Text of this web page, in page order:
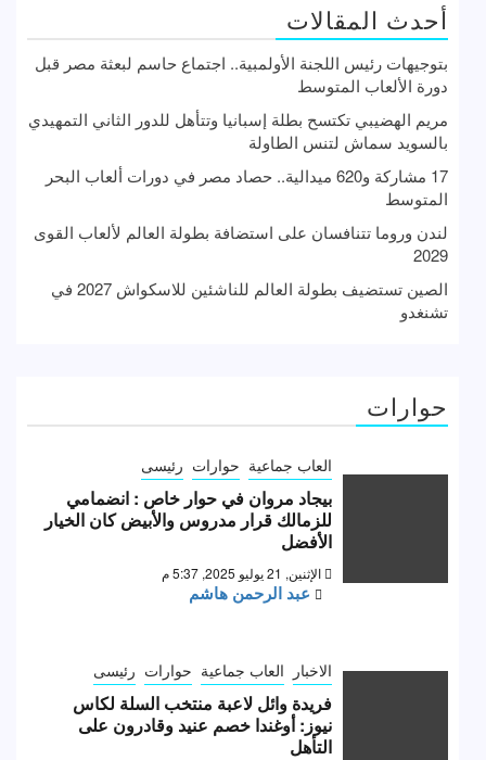
أحدث المقالات
بتوجيهات رئيس اللجنة الأولمبية.. اجتماع حاسم لبعثة مصر قبل
دورة الألعاب المتوسط
مريم الهضيبي تكتسح بطلة إسبانيا وتتأهل للدور الثاني التمهيدي
بالسويد سماش لتنس الطاولة
17 مشاركة و620 ميدالية.. حصاد مصر في دورات ألعاب البحر
المتوسط
لندن وروما تتنافسان على استضافة بطولة العالم لألعاب القوى
2029
الصين تستضيف بطولة العالم للناشئين للاسكواش 2027 في
تشنغدو
حوارات
العاب جماعية حوارات رئيسى
بيجاد مروان في حوار خاص : انضمامي
للزمالك قرار مدروس والأبيض كان الخيار
الأفضل
الإثنين, 21 يوليو 2025, 5:37 م
عبد الرحمن هاشم
الاخبار العاب جماعية حوارات رئيسى
فريدة وائل لاعبة منتخب السلة لكاس
نيوز: أوغندا خصم عنيد وقادرون على
التأهل